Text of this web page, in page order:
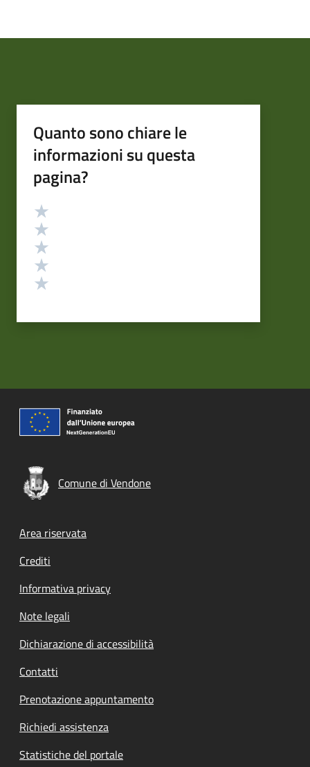
Quanto sono chiare le
informazioni su questa
pagina?
Valutazione
Comune di Vendone
Footer menu
Area riservata
Crediti
Informativa privacy
Note legali
Dichiarazione di accessibilità
Contatti
Prenotazione appuntamento
Richiedi assistenza
Statistiche del portale